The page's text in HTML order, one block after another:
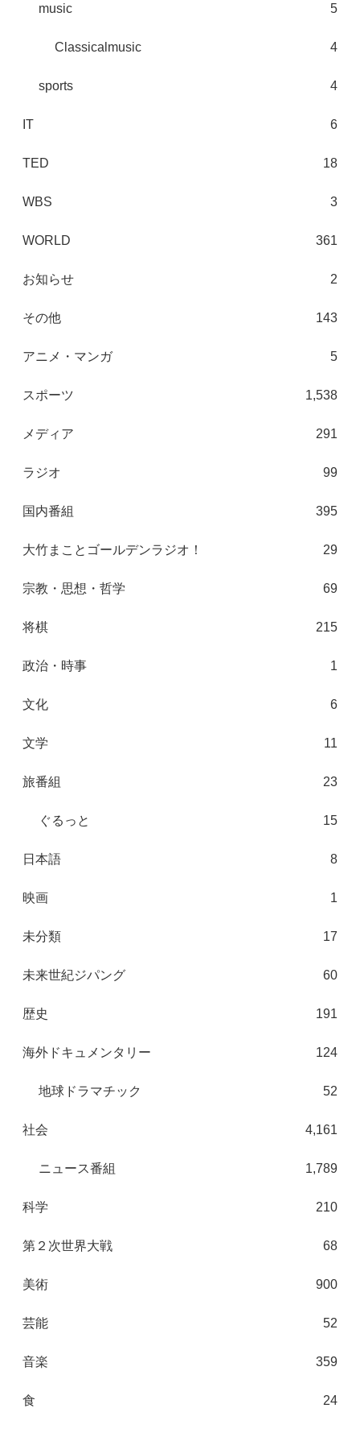
music 5
Classicalmusic 4
sports 4
IT 6
TED 18
WBS 3
WORLD 361
お知らせ 2
その他 143
アニメ・マンガ 5
スポーツ 1,538
メディア 291
ラジオ 99
国内番組 395
大竹まことゴールデンラジオ！ 29
宗教・思想・哲学 69
将棋 215
政治・時事 1
文化 6
文学 11
旅番組 23
ぐるっと 15
日本語 8
映画 1
未分類 17
未来世紀ジパング 60
歴史 191
海外ドキュメンタリー 124
地球ドラマチック 52
社会 4,161
ニュース番組 1,789
科学 210
第２次世界大戦 68
美術 900
芸能 52
音楽 359
食 24